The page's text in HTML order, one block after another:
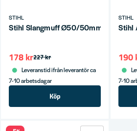
STIHL
Stihl Slangmuff Ø50/50mm
227 kr
178 kr
Leveranstid ifrån leverantör ca
7-10 arbetsdagar
Köp
STIHL
Stihl
190
7-10